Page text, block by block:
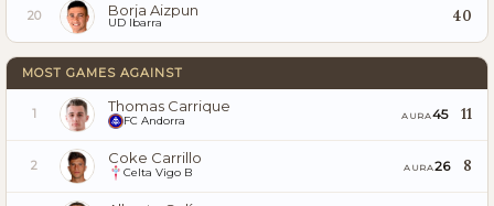
20 Borja Aizpun
UD Ibarra 40
MOST GAMES AGAINST
1 Thomas Carrique
FC Andorra AURA45 11
2 Coke Carrillo
Celta Vigo B AURA26 8